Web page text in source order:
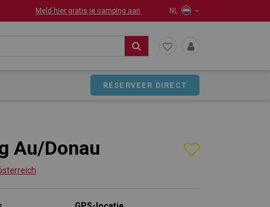
Meld hier gratis je camping aan NL
RESERVEER DIRECT
Au/Donau